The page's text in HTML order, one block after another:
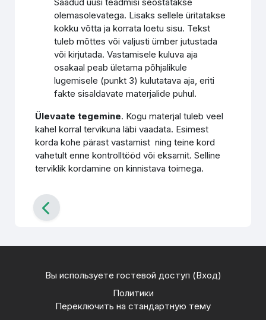
olemasolevatega. Lisaks sellele üritatakse
kokku võtta ja korrata loetu sisu. Tekst
tuleb mõttes või valjusti ümber jutustada
või kirjutada. Vastamisele kuluva aja
osakaal peab ületama põhjalikule
lugemisele (punkt 3) kulutatava aja, eriti
fakte sisaldavate materjalide puhul.
Ülevaate tegemine. Kogu materjal tuleb veel
kahel korral tervikuna läbi vaadata. Esimest
korda kohe pärast vastamist ning teine kord
vahetult enne kontrolltööd või eksamit. Selline
terviklik kordamine on kinnistava toimega.
Вы используете гостевой доступ (Вход)
Политики
Переключить на стандартную тему